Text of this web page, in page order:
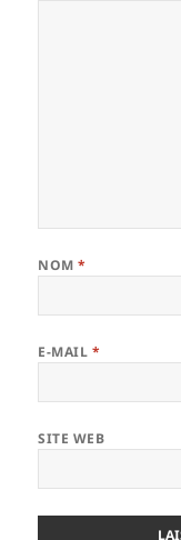
NOM*
E-MAIL *
SITE WEB